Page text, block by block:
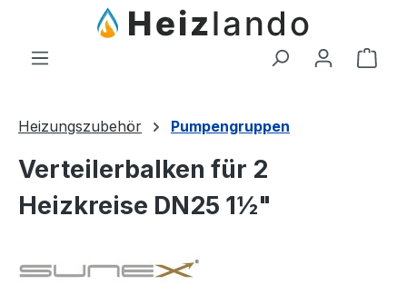
Zum Hauptinhalt springen
Heizungszubehör Pumpengruppen
Verteilerbalken für 2
Heizkreise DN25 1½"